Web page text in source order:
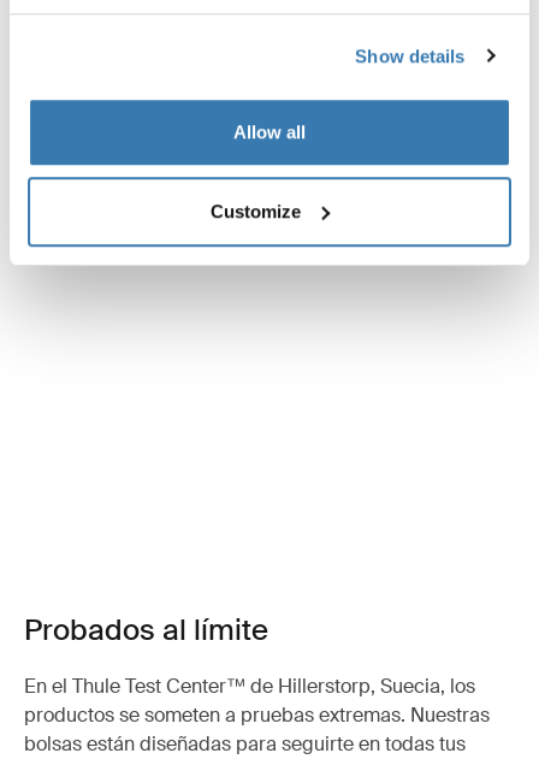
Show details
Allow all
Customize
Probados al límite
En el Thule Test Center™ de Hillerstorp, Suecia, los
productos se someten a pruebas extremas. Nuestras
bolsas están diseñadas para seguirte en todas tus